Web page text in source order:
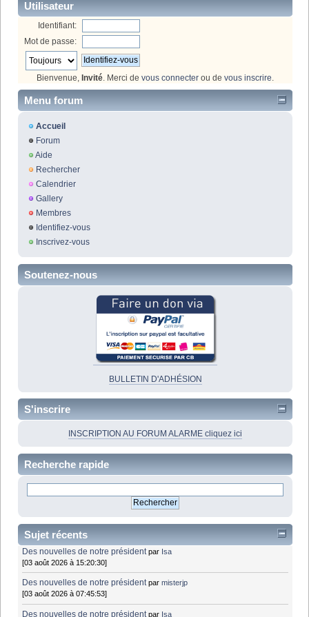
Utilisateur
Identifiant:
Mot de passe:
Bienvenue, Invité. Merci de vous connecter ou de vous inscrire.
Menu forum
Accueil
Forum
Aide
Rechercher
Calendrier
Gallery
Membres
Identifiez-vous
Inscrivez-vous
Soutenez-nous
BULLETIN D'ADHÉSION
S'inscrire
INSCRIPTION AU FORUM ALARME cliquez ici
Recherche rapide
Sujet récents
Des nouvelles de notre président par Isa
[03 août 2026 à 15:20:30]
Des nouvelles de notre président parmisterjp
[03 août 2026 à 07:45:53]
Des nouvelles de notre président par Isa